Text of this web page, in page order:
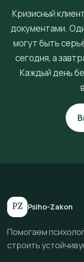
Кризисный
документами.
могут быть
сегодня, а
Каждый день
PZ Psiho-Zakon
Помогаем
строить